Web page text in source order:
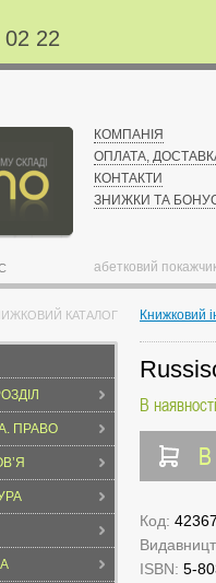
02 22
КОМПАНІЯ
ОПЛАТА,
КОНТАКТИ
ЗНИЖКИ ТА
абетковий
КАТАЛОГ
ПРАВО
Книжковий
В наявності
Код:
ISBN: 5-